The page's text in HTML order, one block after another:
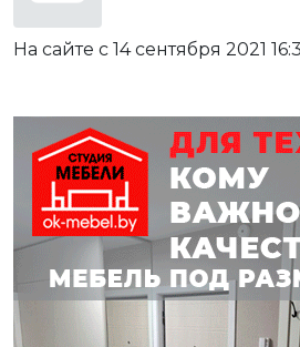
На сайте с 14 сентября 2021